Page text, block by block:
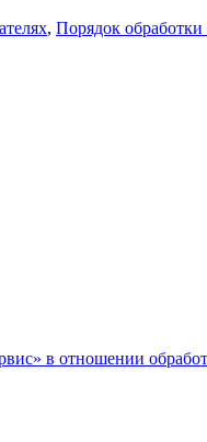
, Порядок
в отношении